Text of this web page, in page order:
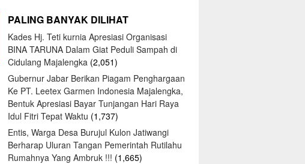
PALING BANYAK DILIHAT
Kades Hj. Teti kurnia Apresiasi Organisasi
BINA TARUNA Dalam Giat Peduli Sampah di
Cidulang Majalengka (2,051)
Gubernur Jabar Berikan Piagam Penghargaan
Ke PT. Leetex Garmen Indonesia Majalengka,
Bentuk Apresiasi Bayar Tunjangan Hari Raya
Idul Fitri Tepat Waktu (1,737)
Entis, Warga Desa Burujul Kulon Jatiwangi
Berharap Uluran Tangan Pemerintah Rutilahu
Rumahnya Yang Ambruk !!! (1,665)